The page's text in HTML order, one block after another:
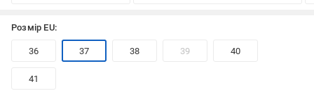
Розмір EU:
36 37 38 39 40
41